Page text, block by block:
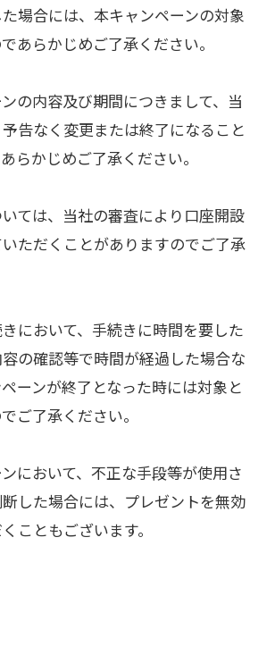
場合には、本キャンペーンの対象
あらかじめご了承ください。
の内容及び期間につきまして、当
告なく変更または終了になること
らかじめご了承ください。
ては、当社の審査により口座開設
ただくことがありますのでご了承
において、手続きに時間を要した
の確認等で時間が経過した場合な
ーンが終了となった時には対象と
ご了承ください。
において、不正な手段等が使用さ
した場合には、プレゼントを無効
こともございます。